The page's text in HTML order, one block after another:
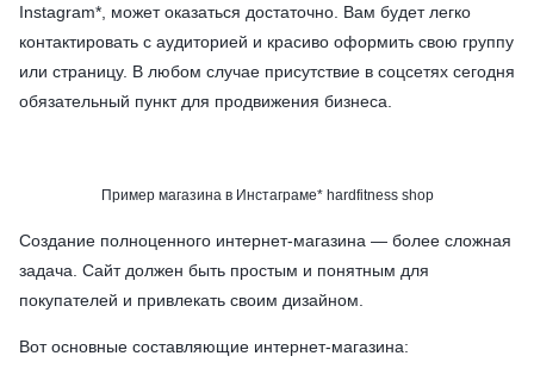
Instagram*, может оказаться достаточно. Вам будет легко
контактировать с аудиторией и красиво оформить свою группу
или страницу. В любом случае присутствие в соцсетях сегодня
обязательный пункт для продвижения бизнеса.
Пример магазина в Инстаграме* hardfitness shop
Создание полноценного интернет-магазина — более сложная
задача. Сайт должен быть простым и понятным для
покупателей и привлекать своим дизайном.
Вот основные составляющие интернет-магазина: